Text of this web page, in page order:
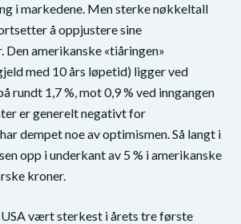
i markedene. Men sterke nøkkeltall
å oppjustere sine
amerikanske «tiåringen»
med 10 års løpetid) ligger ved
rundt 1,7 %, mot 0,9 % ved inngangen
er generelt negativt for
dempet noe av optimismen. Så langt i
opp i underkant av 5 % i amerikanske
kroner.
USA vært sterkest i årets tre første